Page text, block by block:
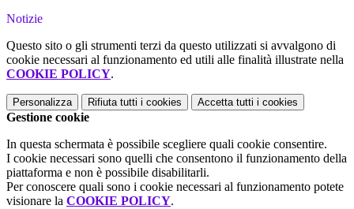
Notizie
Questo sito o gli strumenti terzi da questo utilizzati si avvalgono di
cookie necessari al funzionamento ed utili alle finalità illustrate nella
COOKIE POLICY.
Personalizza Rifiuta tutti i cookies Accetta tutti i cookies
Gestione cookie
In questa schermata è possibile scegliere quali cookie consentire.
I cookie necessari sono quelli che consentono il funzionamento della
piattaforma e non è possibile disabilitarli.
Per conoscere quali sono i cookie necessari al funzionamento potete
visionare la COOKIE POLICY.